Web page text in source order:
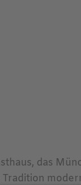
das
Tradition